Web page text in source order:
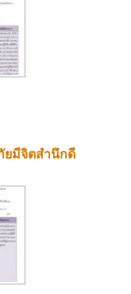
ยมีจิตสำนึกดี